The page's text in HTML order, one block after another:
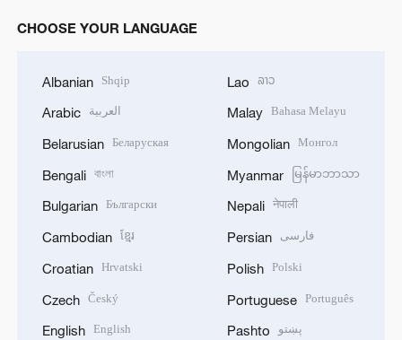
CHOOSE YOUR LANGUAGE
Albanian Shqip
Arabic العربية
Belarusian Беларуская
Bengali বাংলা
Bulgarian Български
Cambodian ខ្មែរ
Croatian Hrvatski
Czech Český
English English
Lao ລາວ
Malay Bahasa Melayu
Mongolian Монгол
Myanmar မြန်မာဘာသာ
Nepali नेपाली
Persian فارسی
Polish Polski
Portuguese Português
Pashto پښتو